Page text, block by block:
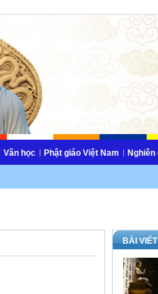
Văn học Phật giáo Việt Nam
BÀI VIẾT